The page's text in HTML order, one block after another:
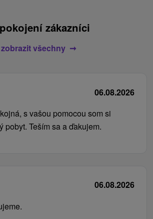
zákazníci
zobrazit všechny
06.08.2026
s vašou pomocou som si
pobyt. Teším sa a ďakujem.
06.08.2026